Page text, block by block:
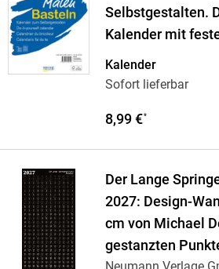
Selbstgestalten.
Kalender mit
Kalender
Sofort lieferbar
8,99 €*
Der Lange
2027: Design-
cm von Michael
gestanzten